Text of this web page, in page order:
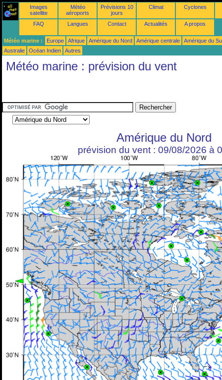
Images
satellite
Météo
aéroports
Prévisions 10
jours
Climat Cyclones
FAQ Langues Contact Actualités A propos
Météo marine : Europe Afrique Amérique du Nord Amérique centrale
Amérique du
Australie
Océan Indien Autres
Météo marine : prévision du vent
Amérique du Nord
prévision du vent : 09/08/2026 à